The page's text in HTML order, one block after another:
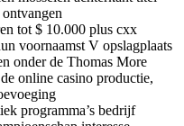
tot $ 10.000 plus cxx
voornaamst V opslagplaats
onder de Thomas More
online casino productie,
programma’s bedrijf